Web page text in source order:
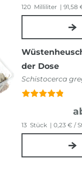
120 Milliliter | 91,58
der Dose
Schistocerca
13 Stück | 0,23 € /